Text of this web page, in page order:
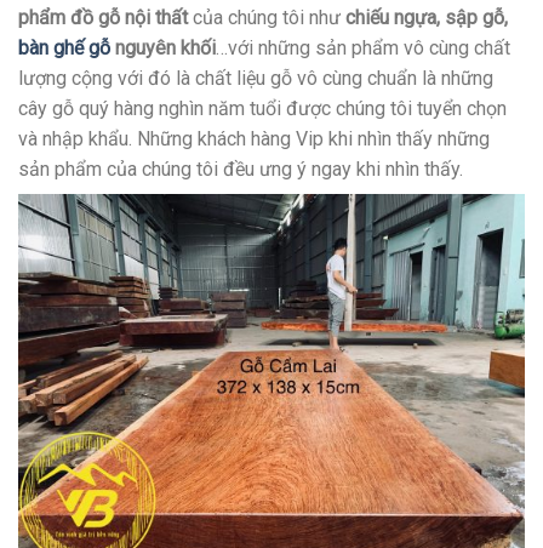
phẩm đồ gỗ nội thấtcủa chúng tôi như chiếu ngựa, sập gỗ,
bàn ghế gỗ nguyên khối …với những sản phẩm vô cùng chất
lượng cộng với đó là chất liệu gỗ vô cùng chuẩn là những
cây gỗ quý hàng nghìn năm tuổi được chúng tôi tuyển chọn
và nhập khẩu. Những khách hàng Vip khi nhìn thấy những
sản phẩm của chúng tôi đều ưng ý ngay khi nhìn thấy.